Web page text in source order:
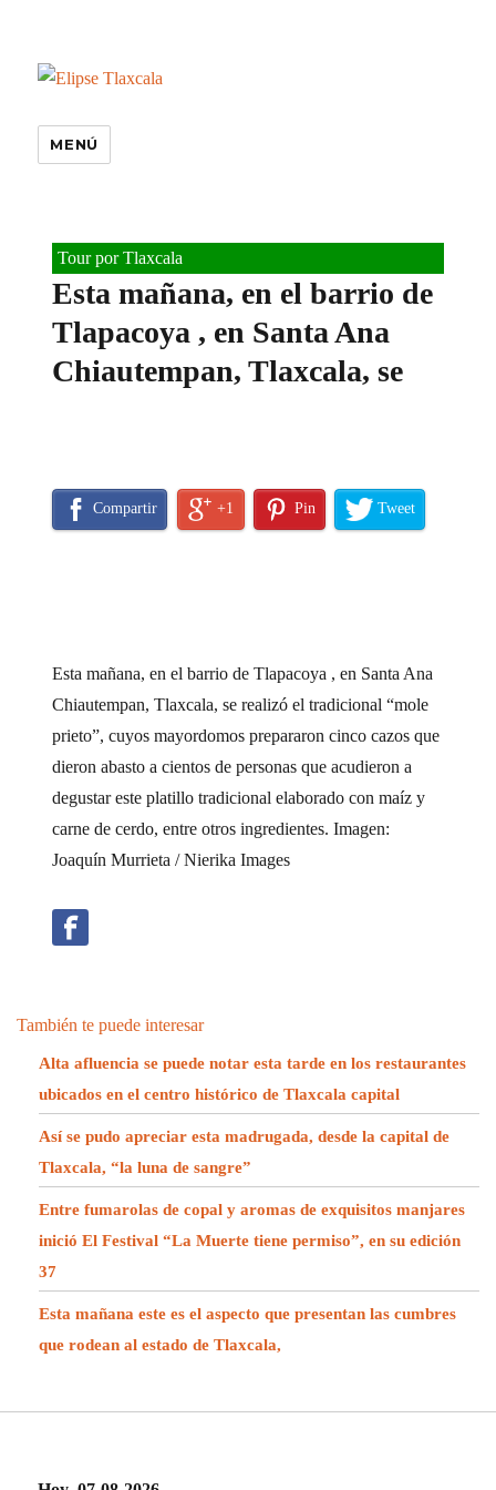
MENÚ
Tour por Tlaxcala
Esta mañana, en el barrio de
Tlapacoya , en Santa Ana
Chiautempan, Tlaxcala, se
Compartir +1 Pin Tweet
Esta mañana, en el barrio de Tlapacoya , en Santa Ana
Chiautempan, Tlaxcala, se realizó el tradicional “mole
prieto”, cuyos mayordomos prepararon cinco cazos que
dieron abasto a cientos de personas que acudieron a
degustar este platillo tradicional elaborado con maíz y
carne de cerdo, entre otros ingredientes. Imagen:
Joaquín Murrieta / Nierika Images
También te puede interesar
Alta afluencia se puede notar esta tarde en los restaurantes
ubicados en el centro histórico de Tlaxcala capital
Así se pudo apreciar esta madrugada, desde la capital de
Tlaxcala, “la luna de sangre”
Entre fumarolas de copal y aromas de exquisitos manjares
inició El Festival “La Muerte tiene permiso”, en su edición
37
Esta mañana este es el aspecto que presentan las cumbres
que rodean al estado de Tlaxcala,